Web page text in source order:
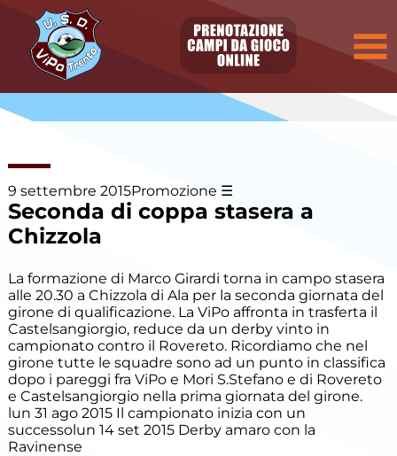
9 settembre 2015Promozione
Seconda di coppa stasera a
Chizzola
La formazione di Marco Girardi torna in campo stasera
alle 20.30 a Chizzola di Ala per la seconda giornata del
girone di qualificazione. La ViPo affronta in trasferta il
Castelsangiorgio, reduce da un derby vinto in
campionato contro il Rovereto. Ricordiamo che nel
girone tutte le squadre sono ad un punto in classifica
dopo i pareggi fra ViPo e Mori S.Stefano e di Rovereto
e Castelsangiorgio nella prima giornata del girone.
lun 31 ago 2015 Il campionato inizia con un
successolun 14 set 2015 Derby amaro con la
Ravinense
degli
argomenti
delle
notizie:
Allievi E.
Allievi P.
Villazzano
Calcio a
cinque
Camp
Estivo
Eccellenza